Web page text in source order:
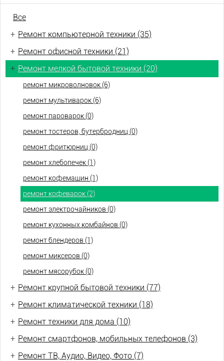
Все
+ Ремонт компьютерной техники (35)
+ Ремонт офисной техники (21)
+ Ремонт мелкой бытовой техники (20)
ремонт микроволновок (6)
ремонт мультиварок (6)
ремонт пароварок (0)
ремонт тостеров, бутербродниц (0)
ремонт фритюрниц (0)
ремонт хлебопечек (1)
ремонт кофемашин (1)
ремонт кофеварок (2)
ремонт электрочайников (0)
ремонт кухонных комбайнов (0)
ремонт блендеров (1)
ремонт миксеров (0)
ремонт мясорубок (0)
+ Ремонт крупной бытовой техники (77)
+ Ремонт климатической техники (18)
+ Ремонт техники для дома (10)
+ Ремонт смартфонов, мобильных телефонов (3)
+ Ремонт ТВ, Аудио, Видео, Фото (7)